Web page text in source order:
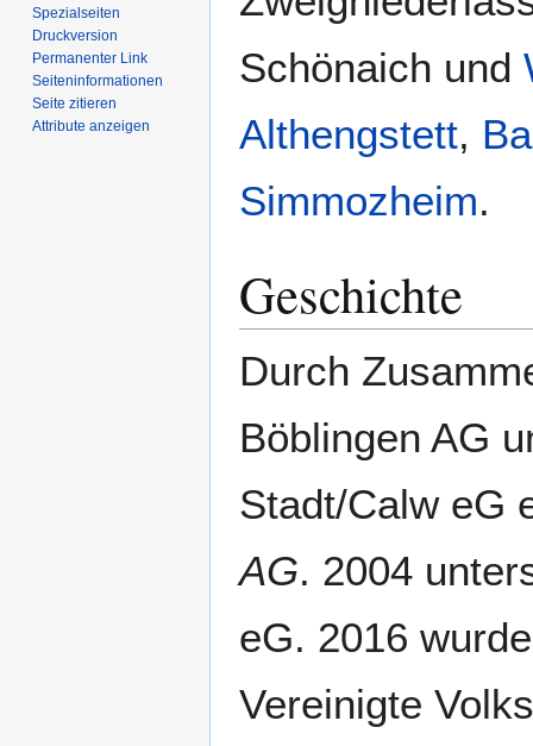
Schönaich und
Althengstett,
Simmozheim.
Geschichte
Durch
Böblingen AG
Stadt/Calw eG
AG. 2004
eG. 2016
Vereinigte
Spezialseiten
Druckversion
Permanenter Link
Seiten­­informationen
Seite zitieren
Attribute anzeigen